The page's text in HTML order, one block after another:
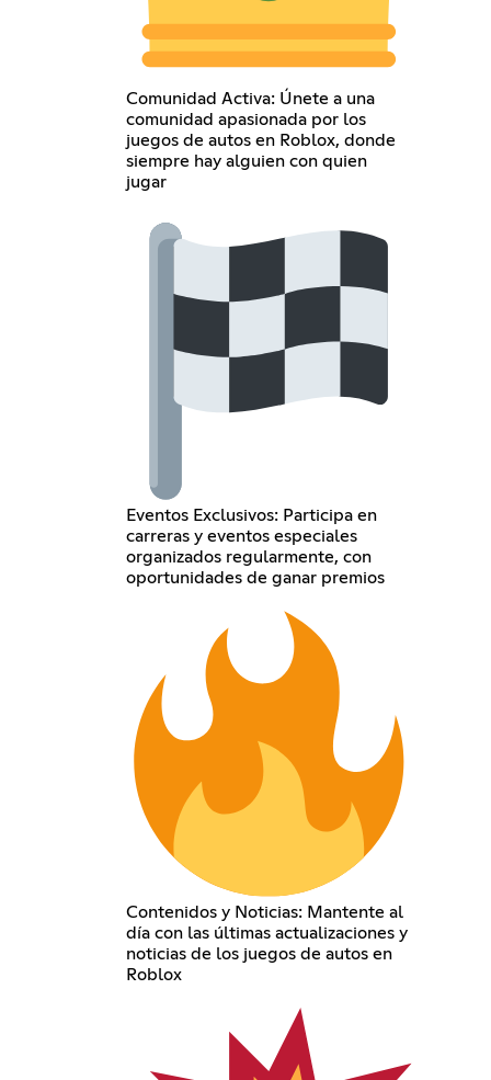
Comunidad Activa: Únete a una
comunidad apasionada por los
juegos de autos en Roblox, donde
siempre hay alguien con quien
jugar
Eventos Exclusivos: Participa en
carreras y eventos especiales
organizados regularmente, con
oportunidades de ganar premios
Contenidos y Noticias: Mantente al
día con las últimas actualizaciones y
noticias de los juegos de autos en
Roblox